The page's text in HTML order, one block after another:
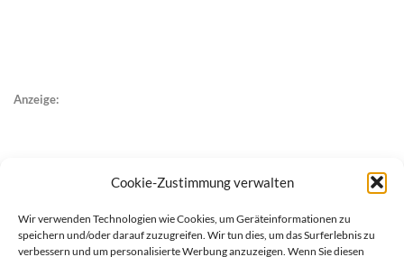
Cookie-Zustimmung verwalten
Wir verwenden Technologien wie Cookies, um Geräteinformationen zu
speichern und/oder darauf zuzugreifen. Wir tun dies, um das Surferlebnis zu
verbessern und um personalisierte Werbung anzuzeigen. Wenn Sie diesen
Anzeige: